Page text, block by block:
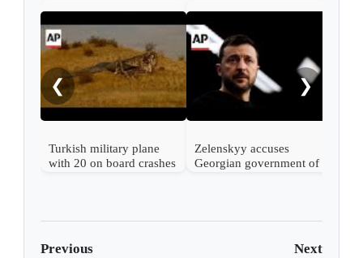
❮
Turkish military plane
with 20 on board crashes
Zelenskyy accuses
Georgian government of
❯
Previous Next